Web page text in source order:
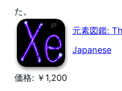
た。
元素図鑑:
Japanese
価格: ￥1,200